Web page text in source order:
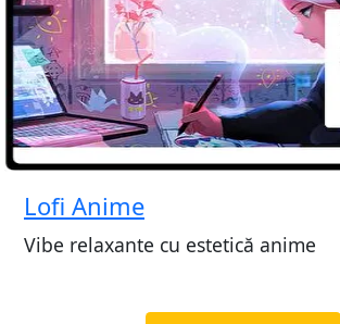
Lofi Anime
Vibe relaxante cu estetică anime